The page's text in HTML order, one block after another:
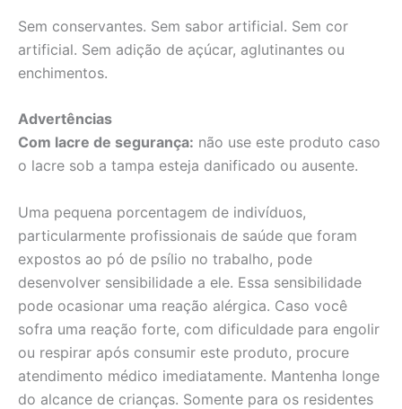
Sem conservantes. Sem sabor artificial. Sem cor
artificial. Sem adição de açúcar, aglutinantes ou
enchimentos.
Advertências
Com lacre de segurança: não use este produto caso
o lacre sob a tampa esteja danificado ou ausente.
Uma pequena porcentagem de indivíduos,
particularmente profissionais de saúde que foram
expostos ao pó de psílio no trabalho, pode
desenvolver sensibilidade a ele. Essa sensibilidade
pode ocasionar uma reação alérgica. Caso você
sofra uma reação forte, com dificuldade para engolir
ou respirar após consumir este produto, procure
atendimento médico imediatamente. Mantenha longe
do alcance de crianças. Somente para os residentes